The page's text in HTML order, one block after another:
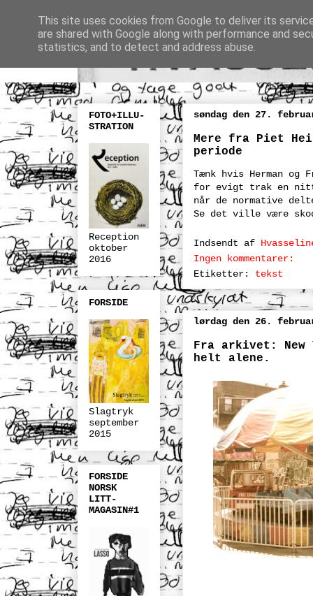
søndag den 27.
Mere fra Piet
periode
Tænk hvis Herman og
for evigt trak en
når de normative
Se det ville være
Indsendt af
Ingen kommentarer:
Etiketter: tekst
lørdag den 26.
Fra arkivet: New
helt alene.
FOTO+ILLU-
STRATION
Reception
oktober
2016
FORSIDE
Slagtryk
september
2015
FORSIDE
NORSK
LITT-
MAGASIN#1
This site uses cookies from Google to deliver its
are shared with Google along with performance and
statistics, and to detect and address abuse.